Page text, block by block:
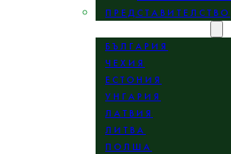
ПРЕДСТАВИТЕЛСТВО
БЪЛГАРИЯ
ЧЕХИЯ
ЕСТОНИЯ
УНГАРИЯ
ЛАТВИЯ
ЛИТВА
ПОЛША